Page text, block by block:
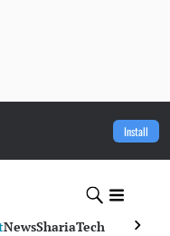
Install
NewsShariaTech